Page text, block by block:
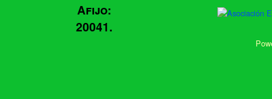
Afijo:
20041.